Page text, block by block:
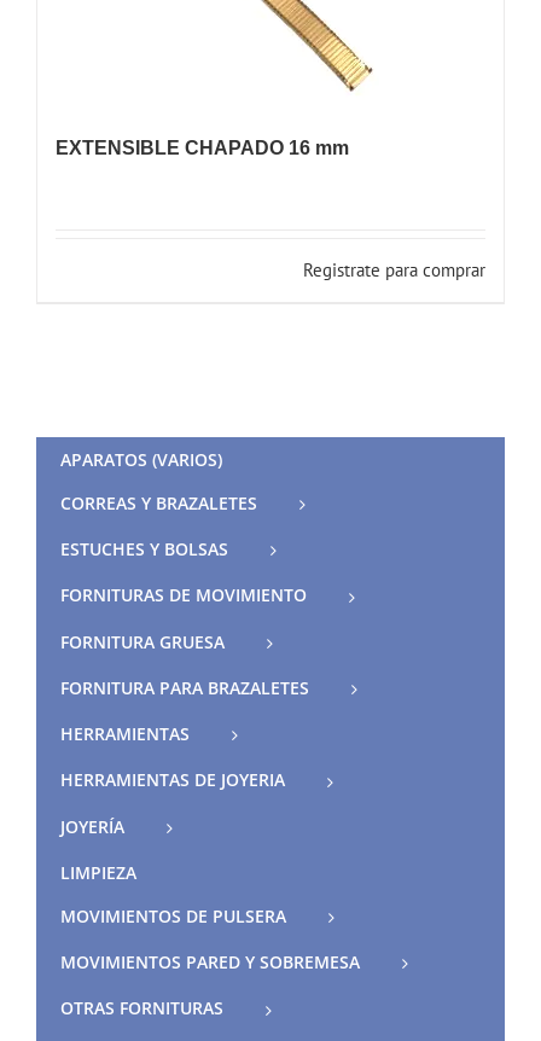
EXTENSIBLE CHAPADO 16 mm
Registrate para comprar
APARATOS (VARIOS)
CORREAS Y BRAZALETES
ESTUCHES Y BOLSAS
FORNITURAS DE MOVIMIENTO
FORNITURA GRUESA
FORNITURA PARA BRAZALETES
HERRAMIENTAS
HERRAMIENTAS DE JOYERIA
JOYERÍA
LIMPIEZA
MOVIMIENTOS DE PULSERA
MOVIMIENTOS PARED Y SOBREMESA
OTRAS FORNITURAS